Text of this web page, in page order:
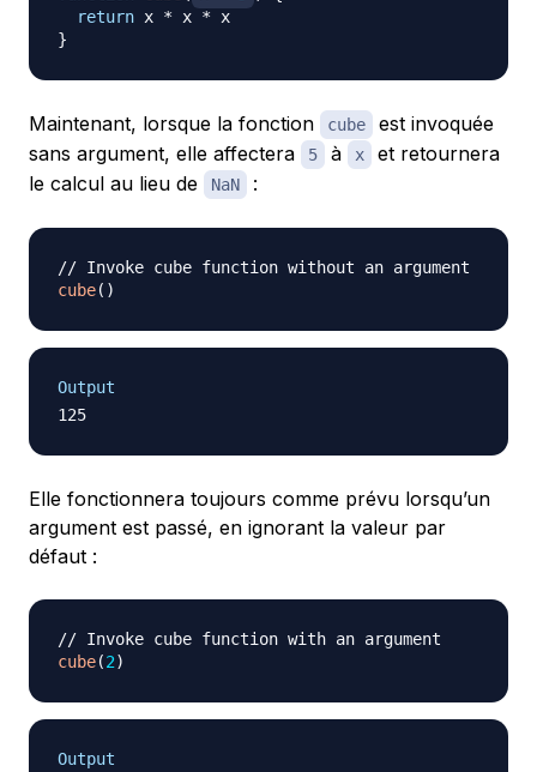
return x * x *
}
Maintenant, lorsque la fonction cube
est invoquée
sans argument, elle affectera
5 à x
et retournera
le calcul au lieu de
NaN :
// Invoke cube function without an argument
cube( )
Output
Elle fonctionnera toujours comme prévu lorsqu’un
argument est passé, en ignorant la valeur par
défaut :
// Invoke cube function with an argument
cube(2)
Output